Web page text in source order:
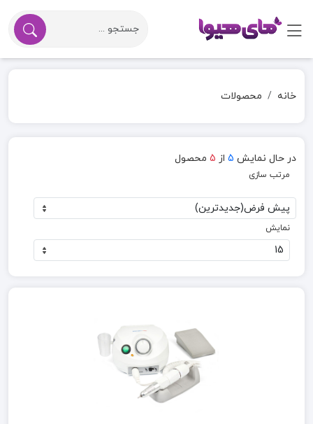
خانه محصولات
در حال نمایش 5 از 5 محصول
مرتب سازی
نمایش